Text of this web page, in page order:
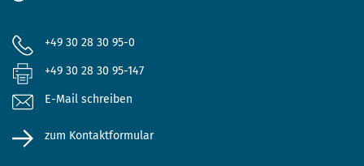
+49 30 28 30 95-0
+49 30 28 30 95-147
E-Mail schreiben
zum Kontaktformular